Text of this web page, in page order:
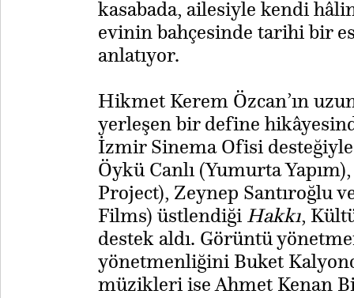
kasabada, ailesiyle kendi
evinin bahçesinde tarihi bir
anlatıyor.
Hikmet Kerem Özcan’ın
yerleşen bir define
İzmir Sinema Ofisi desteğiyle
Öykü Canlı (Yumurta
Project), Zeynep Santıroğlu
Films) üstlendiği Hakkı,
destek aldı. Görüntü
yönetmenliğini Buket
müzikleri ise Ahmet Kenan